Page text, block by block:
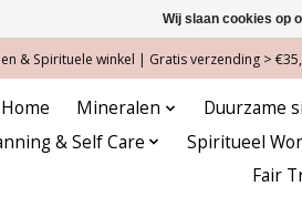
& Spirituele winkel | Gratis verzending >
Home Mineralen Duurzame
& Self Care
Spiritueel
Fair
Wij slaan cookies op